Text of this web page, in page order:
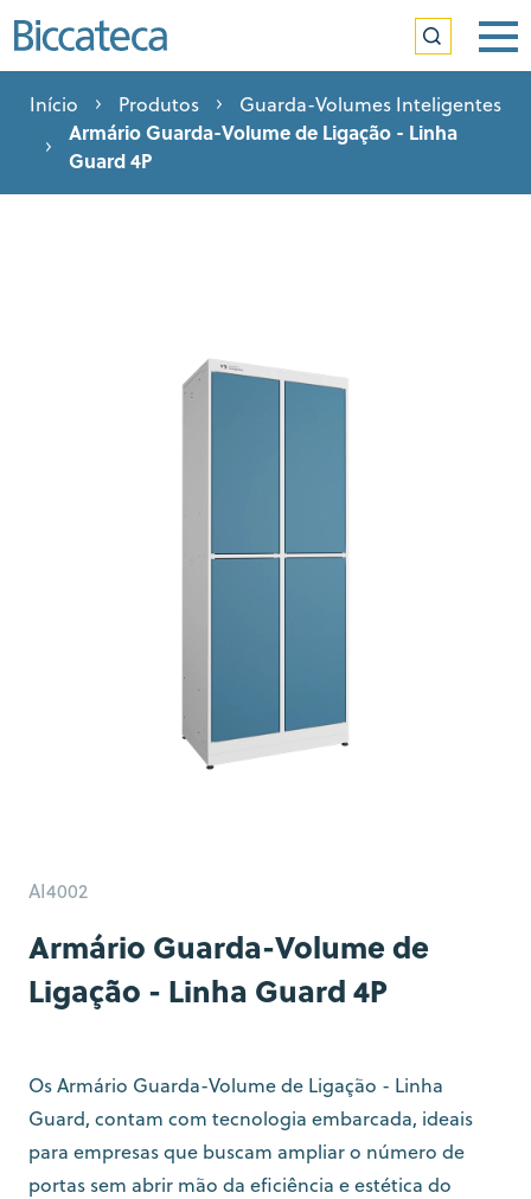
Início Produtos Guarda-Volumes Inteligentes
Armário Guarda-Volume de Ligação - Linha
Guard 4P
AI4002
Armário Guarda-Volume de
Ligação - Linha Guard 4P
Os Armário Guarda-Volume de Ligação - Linha
Guard, contam com tecnologia embarcada, ideais
para empresas que buscam ampliar o número de
portas sem abrir mão da eficiência e estética do